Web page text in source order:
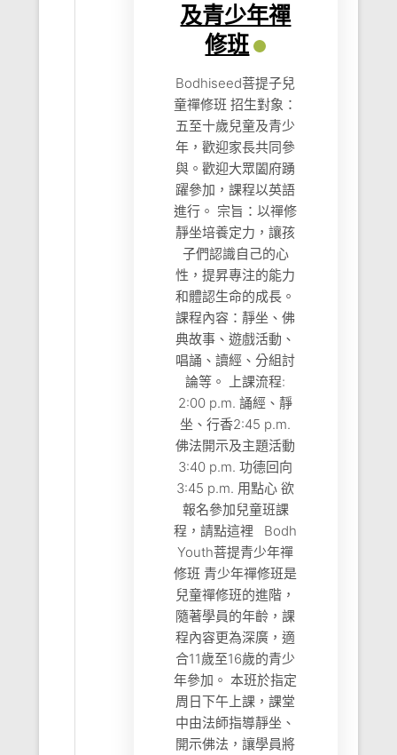
及青少年禪
修班
Bodhiseed菩提子兒
童禪修班 招生對象：
五至十歲兒童及青少
年，歡迎家長共同參
與。歡迎大眾闔府踴
躍參加，課程以英語
進行。 宗旨：以禪修
靜坐培養定力，讓孩
子們認識自己的心
性，提昇專注的能力
和體認生命的成長。
課程內容：靜坐、佛
典故事、遊戲活動、
唱誦、讀經、分組討
論等。 上課流程:
2:00 p.m. 誦經、靜
坐、行香2:45 p.m.
佛法開示及主題活動
3:40 p.m. 功德回向
3:45 p.m. 用點心 欲
報名參加兒童班課
程，請點這裡 Bodh
Youth菩提青少年禪
修班 青少年禪修班是
兒童禪修班的進階，
隨著學員的年齡，課
程內容更為深廣，適
合11歲至16歲的青少
年參加。 本班於指定
周日下午上課，課堂
中由法師指導靜坐、
開示佛法，讓學員將